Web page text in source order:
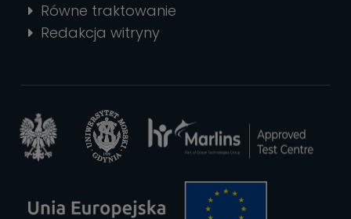
Równe traktowanie
Redakcja witryny